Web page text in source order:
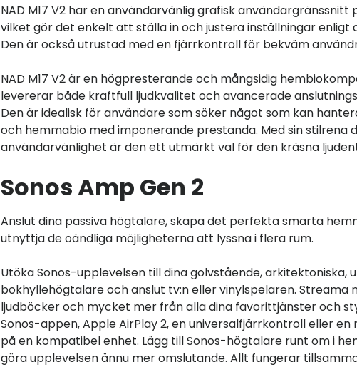
NAD M17 V2 har en användarvänlig grafisk användargränssnitt
vilket gör det enkelt att ställa in och justera inställningar enligt
Den är också utrustad med en fjärrkontroll för bekväm
NAD M17 V2 är en högpresterande och mångsidig
levererar både kraftfull ljudkvalitet och avancerade
Den är idealisk för användare som söker något som kan
och hemmabio med imponerande prestanda. Med sin stilrena
användarvänlighet är den ett utmärkt val för den kräsna
Sonos Amp Gen 2
Anslut dina passiva högtalare, skapa det perfekta smarta
utnyttja de oändliga möjligheterna att lyssna i flera rum.
Utöka Sonos-upplevelsen till dina golvstående, arkitektoniska,
bokhyllehögtalare och anslut tv:n eller vinylspelaren. Streama
ljudböcker och mycket mer från alla dina favorittjänster och
Sonos-appen, Apple AirPlay 2, en universalfjärrkontroll eller en
på en kompatibel enhet. Lägg till Sonos-högtalare runt om i
göra upplevelsen ännu mer omslutande. Allt fungerar